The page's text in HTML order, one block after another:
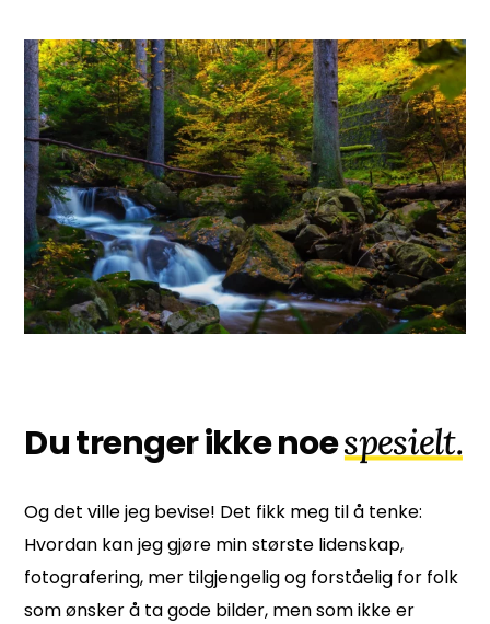
Du trenger ikke noespesielt.
Og det ville jeg bevise! Det fikk meg til å tenke:
Hvordan kan jeg gjøre min største lidenskap,
fotografering, mer tilgjengelig og forståelig for folk
som ønsker å ta gode bilder, men som ikke er